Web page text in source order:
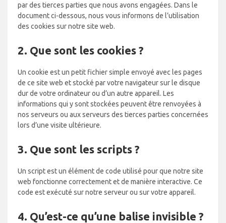
par des tierces parties que nous avons engagées. Dans le
document ci-dessous, nous vous informons de l’utilisation
des cookies sur notre site web.
2. Que sont les cookies ?
Un cookie est un petit fichier simple envoyé avec les pages
de ce site web et stocké par votre navigateur sur le disque
dur de votre ordinateur ou d’un autre appareil. Les
informations qui y sont stockées peuvent être renvoyées à
nos serveurs ou aux serveurs des tierces parties concernées
lors d’une visite ultérieure.
3. Que sont les scripts ?
Un script est un élément de code utilisé pour que notre site
web fonctionne correctement et de manière interactive. Ce
code est exécuté sur notre serveur ou sur votre appareil.
4. Qu’est-ce qu’une balise invisible ?